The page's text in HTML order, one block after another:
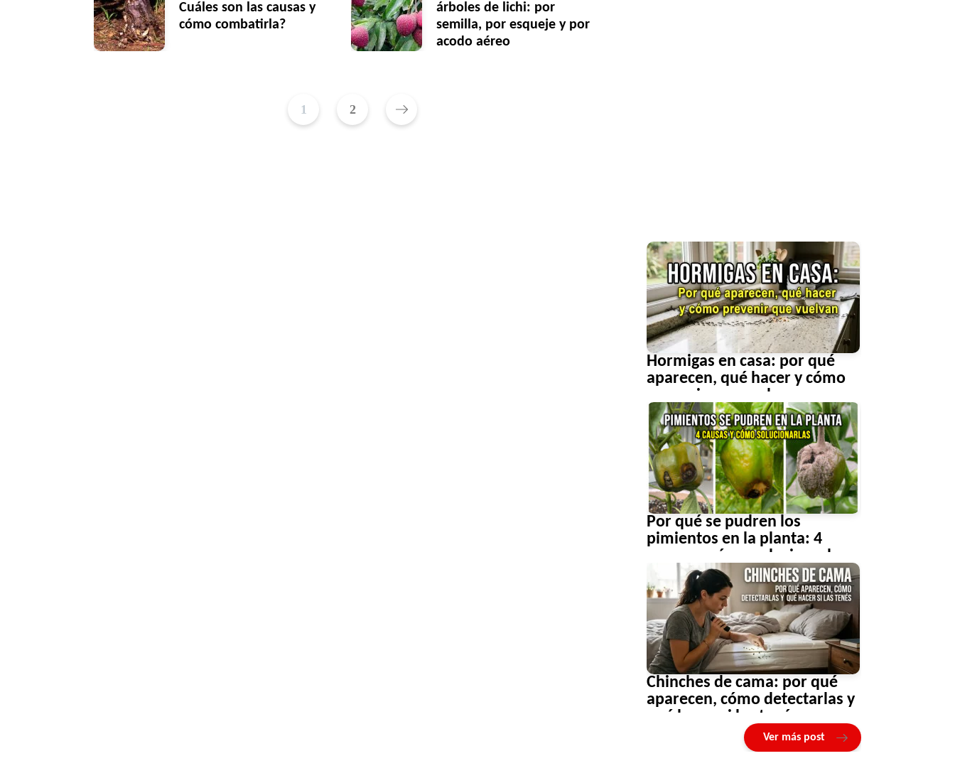
Cuáles son las causas y
cómo combatirla?
árboles de lichi: por
semilla, por esqueje y por
acodo aéreo
1 2
Hormigas en casa: por qué
aparecen, qué hacer y cómo
prevenir que vuelvan
Por qué se pudren los
pimientos en la planta: 4
causas y cómo solucionarlas
Chinches de cama: por qué
aparecen, cómo detectarlas y
qué hacer si las tenés
Ver más post